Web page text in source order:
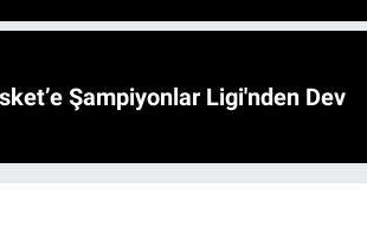
Şampiyonlar Ligi'nden Dev